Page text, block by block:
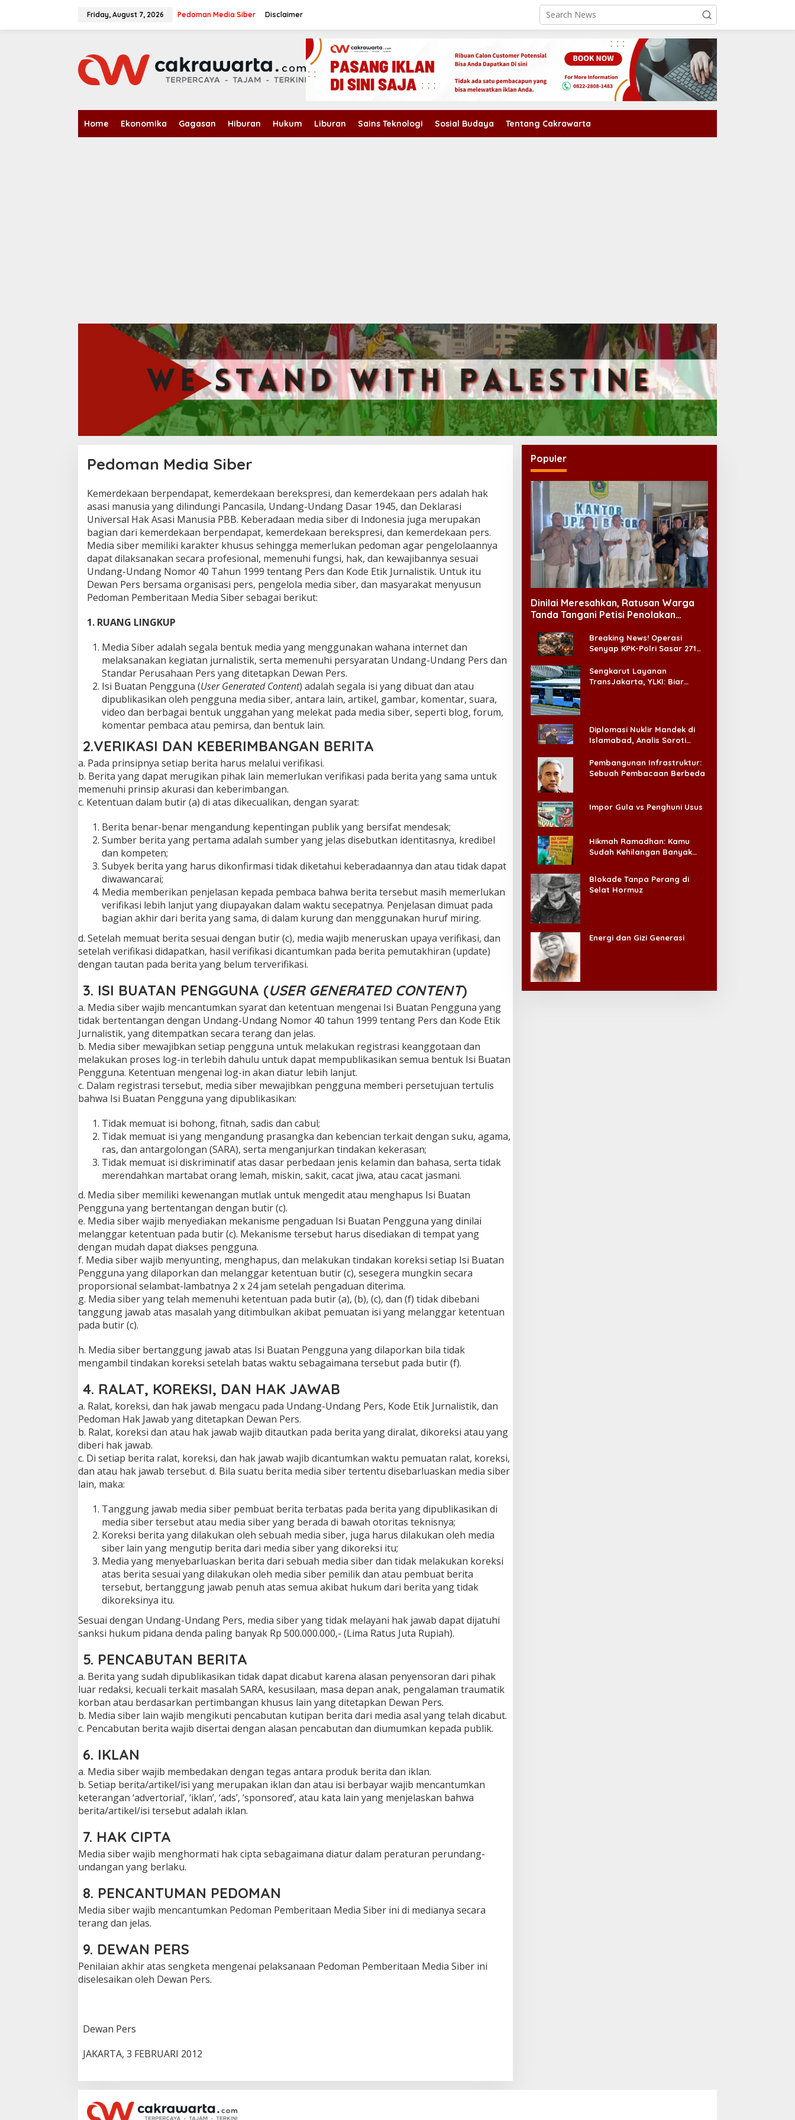
Friday, August 7, 2026 Pedoman Media Siber Disclaimer
Home Ekonomika Gagasan Hiburan Hukum Liburan Sains Teknologi Sosial Budaya Tentang Cakrawarta
Pedoman Media Siber
C
T
B
E
R
4
,
2
0
2
2
Y
C
Kemerdekaan berpendapat, kemerdekaan berekspresi, dan kemerdekaan pers adalah hak
asasi manusia yang dilindungi Pancasila, Undang-Undang Dasar 1945, dan Deklarasi
Universal Hak Asasi Manusia PBB. Keberadaan media siber di Indonesia juga merupakan
bagian dari kemerdekaan berpendapat, kemerdekaan berekspresi, dan kemerdekaan pers.
Media siber memiliki karakter khusus sehingga memerlukan pedoman agar pengelolaannya
dapat dilaksanakan secara profesional, memenuhi fungsi, hak, dan kewajibannya sesuai
Undang-Undang Nomor 40 Tahun 1999 tentang Pers dan Kode Etik Jurnalistik. Untuk itu
Dewan Pers bersama organisasi pers, pengelola media siber, dan masyarakat menyusun
Pedoman Pemberitaan Media Siber sebagai berikut:
1. RUANG LINGKUP
Media Siber adalah segala bentuk media yang menggunakan wahana internet dan
melaksanakan kegiatan jurnalistik, serta memenuhi persyaratan Undang-Undang Pers dan
Standar Perusahaan Pers yang ditetapkan Dewan Pers.
Isi Buatan Pengguna (User Generated Content) adalah segala isi yang dibuat dan atau
dipublikasikan oleh pengguna media siber, antara lain, artikel, gambar, komentar, suara,
video dan berbagai bentuk unggahan yang melekat pada media siber, seperti blog, forum,
komentar pembaca atau pemirsa, dan bentuk lain.
2.VERIKASI DAN KEBERIMBANGAN BERITA
a. Pada prinsipnya setiap berita harus melalui verifikasi.
b. Berita yang dapat merugikan pihak lain memerlukan verifikasi pada berita yang sama untuk
memenuhi prinsip akurasi dan keberimbangan.
c. Ketentuan dalam butir (a) di atas dikecualikan, dengan syarat:
Berita benar-benar mengandung kepentingan publik yang bersifat mendesak;
Sumber berita yang pertama adalah sumber yang jelas disebutkan identitasnya, kredibel
dan kompeten;
Subyek berita yang harus dikonfirmasi tidak diketahui keberadaannya dan atau tidak dapat
diwawancarai;
Media memberikan penjelasan kepada pembaca bahwa berita tersebut masih memerlukan
verifikasi lebih lanjut yang diupayakan dalam waktu secepatnya. Penjelasan dimuat pada
bagian akhir dari berita yang sama, di dalam kurung dan menggunakan huruf miring.
d. Setelah memuat berita sesuai dengan butir (c), media wajib meneruskan upaya verifikasi, dan
setelah verifikasi didapatkan, hasil verifikasi dicantumkan pada berita pemutakhiran (update)
dengan tautan pada berita yang belum terverifikasi.
3. ISI BUATAN PENGGUNA (USER GENERATED CONTENT)
a. Media siber wajib mencantumkan syarat dan ketentuan mengenai Isi Buatan Pengguna yang
tidak bertentangan dengan Undang-Undang Nomor 40 tahun 1999 tentang Pers dan Kode Etik
Jurnalistik, yang ditempatkan secara terang dan jelas.
b. Media siber mewajibkan setiap pengguna untuk melakukan registrasi keanggotaan dan
melakukan proses log-in terlebih dahulu untuk dapat mempublikasikan semua bentuk Isi Buatan
Pengguna. Ketentuan mengenai log-in akan diatur lebih lanjut.
c. Dalam registrasi tersebut, media siber mewajibkan pengguna memberi persetujuan tertulis
bahwa Isi Buatan Pengguna yang dipublikasikan:
Tidak memuat isi bohong, fitnah, sadis dan cabul;
Tidak memuat isi yang mengandung prasangka dan kebencian terkait dengan suku, agama,
ras, dan antargolongan (SARA), serta menganjurkan tindakan kekerasan;
Tidak memuat isi diskriminatif atas dasar perbedaan jenis kelamin dan bahasa, serta tidak
merendahkan martabat orang lemah, miskin, sakit, cacat jiwa, atau cacat jasmani.
d. Media siber memiliki kewenangan mutlak untuk mengedit atau menghapus Isi Buatan
Pengguna yang bertentangan dengan butir (c).
e. Media siber wajib menyediakan mekanisme pengaduan Isi Buatan Pengguna yang dinilai
melanggar ketentuan pada butir (c). Mekanisme tersebut harus disediakan di tempat yang
dengan mudah dapat diakses pengguna.
f. Media siber wajib menyunting, menghapus, dan melakukan tindakan koreksi setiap Isi Buatan
Pengguna yang dilaporkan dan melanggar ketentuan butir (c), sesegera mungkin secara
proporsional selambat-lambatnya 2 x 24 jam setelah pengaduan diterima.
g. Media siber yang telah memenuhi ketentuan pada butir (a), (b), (c), dan (f) tidak dibebani
tanggung jawab atas masalah yang ditimbulkan akibat pemuatan isi yang melanggar ketentuan
pada butir (c).
h. Media siber bertanggung jawab atas Isi Buatan Pengguna yang dilaporkan bila tidak
mengambil tindakan koreksi setelah batas waktu sebagaimana tersebut pada butir (f).
4. RALAT, KOREKSI, DAN HAK JAWAB
a. Ralat, koreksi, dan hak jawab mengacu pada Undang-Undang Pers, Kode Etik Jurnalistik, dan
Pedoman Hak Jawab yang ditetapkan Dewan Pers.
b. Ralat, koreksi dan atau hak jawab wajib ditautkan pada berita yang diralat, dikoreksi atau yang
diberi hak jawab.
c. Di setiap berita ralat, koreksi, dan hak jawab wajib dicantumkan waktu pemuatan ralat, koreksi,
dan atau hak jawab tersebut. d. Bila suatu berita media siber tertentu disebarluaskan media siber
lain, maka:
Tanggung jawab media siber pembuat berita terbatas pada berita yang dipublikasikan di
media siber tersebut atau media siber yang berada di bawah otoritas teknisnya;
Koreksi berita yang dilakukan oleh sebuah media siber, juga harus dilakukan oleh media
siber lain yang mengutip berita dari media siber yang dikoreksi itu;
Media yang menyebarluaskan berita dari sebuah media siber dan tidak melakukan koreksi
atas berita sesuai yang dilakukan oleh media siber pemilik dan atau pembuat berita
tersebut, bertanggung jawab penuh atas semua akibat hukum dari berita yang tidak
dikoreksinya itu.
Sesuai dengan Undang-Undang Pers, media siber yang tidak melayani hak jawab dapat dijatuhi
sanksi hukum pidana denda paling banyak Rp 500.000.000,- (Lima Ratus Juta Rupiah).
5. PENCABUTAN BERITA
a. Berita yang sudah dipublikasikan tidak dapat dicabut karena alasan penyensoran dari pihak
luar redaksi, kecuali terkait masalah SARA, kesusilaan, masa depan anak, pengalaman traumatik
korban atau berdasarkan pertimbangan khusus lain yang ditetapkan Dewan Pers.
b. Media siber lain wajib mengikuti pencabutan kutipan berita dari media asal yang telah dicabut.
c. Pencabutan berita wajib disertai dengan alasan pencabutan dan diumumkan kepada publik.
6. IKLAN
a. Media siber wajib membedakan dengan tegas antara produk berita dan iklan.
b. Setiap berita/artikel/isi yang merupakan iklan dan atau isi berbayar wajib mencantumkan
keterangan ‘advertorial’, ‘iklan’, ‘ads’, ‘sponsored’, atau kata lain yang menjelaskan bahwa
berita/artikel/isi tersebut adalah iklan.
7. HAK CIPTA
Media siber wajib menghormati hak cipta sebagaimana diatur dalam peraturan perundang-
undangan yang berlaku.
8. PENCANTUMAN PEDOMAN
Media siber wajib mencantumkan Pedoman Pemberitaan Media Siber ini di medianya secara
terang dan jelas.
9. DEWAN PERS
Penilaian akhir atas sengketa mengenai pelaksanaan Pedoman Pemberitaan Media Siber ini
diselesaikan oleh Dewan Pers.
Dewan Pers
JAKARTA, 3 FEBRUARI 2012
Populer
Dinilai Meresahkan, Ratusan Warga
Tanda Tangani Petisi Penolakan
Breaking News! Operasi
Senyap KPK-Polri Sasar 271
Ada ‘Badai Pemeriksaan’
Sengkarut Layanan
TransJakarta, YLKI: Biar
Diplomasi Nuklir Mandek di
Islamabad, Analis Soroti
Pembangunan Infrastruktur:
Sebuah Pembacaan Berbeda
Impor Gula vs Penghuni Usus
Hikmah Ramadhan: Kamu
Sudah Kehilangan Banyak
Blokade Tanpa Perang di
Selat Hormuz
Energi dan Gizi Generasi